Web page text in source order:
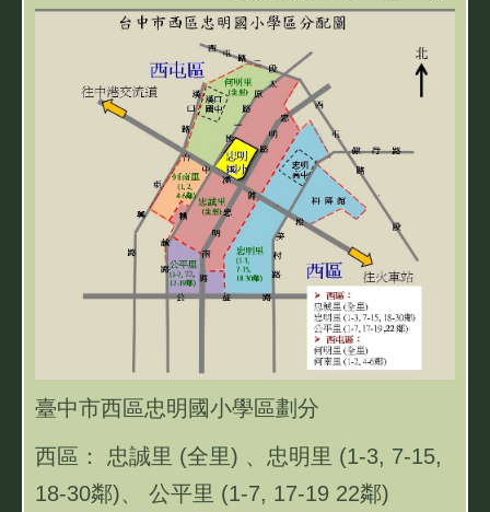
臺中市西區忠明國小學區劃分
西區： 忠誠里 (全里) 、忠明里 (1-3, 7-15,
18-30鄰)、 公平里 (1-7, 17-19 22鄰)